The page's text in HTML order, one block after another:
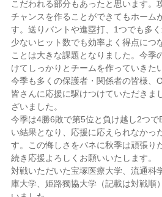
こだわれる部分もあったと思います。
チャンスを作ることができてもホーム
す。送りバントや進塁打、1つでも多
少ないヒット数でも効率よく得点につ
ことは大きな課題となりました。今季
けてしっかりとチームを作っていきた
今季も多くの保護者・関係者の皆様、
皆さんに応援に駆けつけていただきま
ざいました。
今季は4勝6敗で第5位と負け越し2つで
い結果となり、応援に応えられなかっ
す。この悔しさをバネに秋季は頑張り
続き応援よろしくお願いいたします。
対戦いただいた宝塚医療大学、流通科
庫大学、姫路獨協大学（記載は対戦順